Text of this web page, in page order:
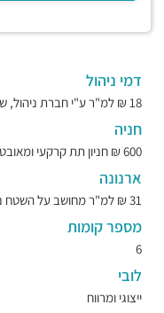
דמי ניהול
18 ₪ למ"ר ע"י חברת ניהול, שירותים מלאים.
חניה
600 ₪ חניון תת קרקעי ומאובטח.
ארנונה
31 ₪ למ"ר מחושב על השטח נטו!
מספר קומות
6
לובי
ייצוגי ומרווח